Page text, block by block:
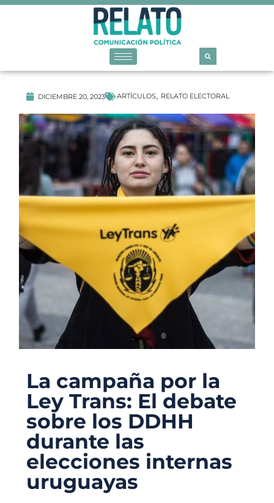
DICIEMBRE 20, 2023 ARTÍCULOS, RELATO ELECTORAL
La campaña por la
Ley Trans: El debate
sobre los DDHH
durante las
elecciones internas
uruguayas